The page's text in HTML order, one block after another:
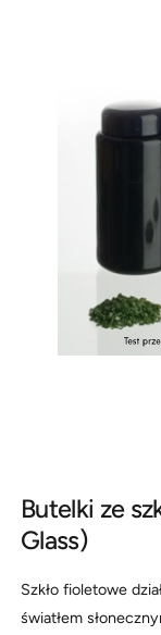
Butelki ze
Glass)
Szkło fioletowe
światłem